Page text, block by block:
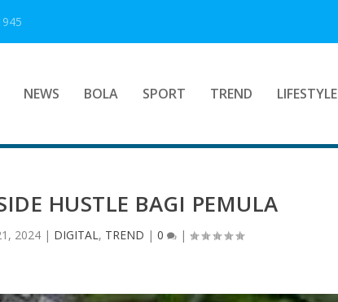
NEWS BOLA SPORT TREND LIFESTYLE
HUSTLE BAGI PEMULA
2024 | DIGITAL, TREND |0 |